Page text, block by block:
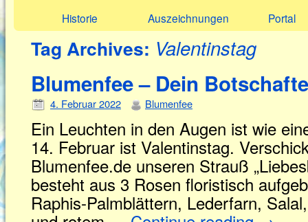
Historie
Auszeichnungen
Portal
Tag Archives: Valentinstag
Blumenfee – Dein
4. Februar 2022 Blumenfee
Ein Leuchten in den Augen ist wie
14. Februar ist Valentinstag.
Blumenfee.de unseren Strauß
besteht aus 3 Rosen floristisch
Raphis-Palmblättern, Lederfarn,